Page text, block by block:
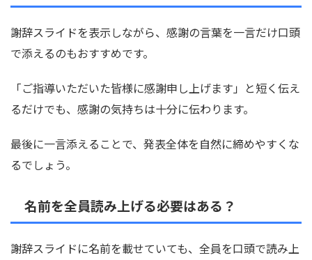
謝辞スライドを表示しながら、感謝の言葉を一言だけ口頭
で添えるのもおすすめです。
「ご指導いただいた皆様に感謝申し上げます」と短く伝え
るだけでも、感謝の気持ちは十分に伝わります。
最後に一言添えることで、発表全体を自然に締めやすくな
るでしょう。
名前を全員読み上げる必要はある？
謝辞スライドに名前を載せていても、全員を口頭で読み上